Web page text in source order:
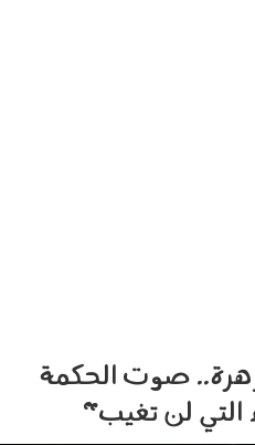
زهرة.. صوت الحكمة
التي لن تغيب"